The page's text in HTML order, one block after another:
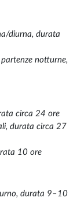
diurna, durata
notturne,
circa 24 ore
durata circa 27
10 ore
durata 9–10